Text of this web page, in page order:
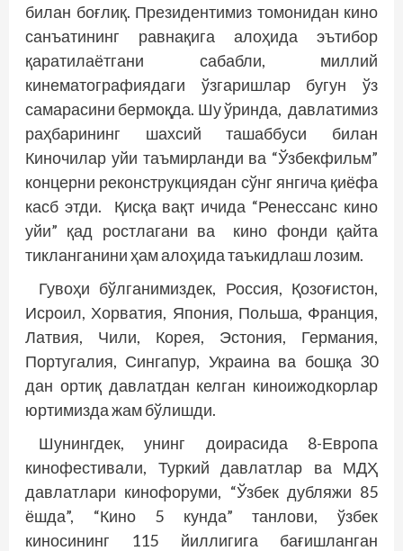
билан боғлиқ. Президентимиз томонидан кино
санъатининг равнақига алоҳида эътибор
қаратилаётгани сабабли, миллий
кинематографиядаги ўзгаришлар бугун ўз
самарасини бермоқда. Шу ўринда, давлатимиз
раҳбарининг шахсий ташаббуси билан
Киночилар уйи таъмирланди ва “Ўзбекфильм”
концерни реконструк­циядан сўнг янгича қиёфа
касб этди. Қисқа вақт ичида “Ренессанс кино
уйи” қад ростлагани ва кино фонди қайта
тикланганини ҳам алоҳида таъкидлаш лозим.
Гувоҳи бўлганимиздек, Россия, Қозоғистон,
Исроил, Хорватия, Япония, Польша, Франция,
Латвия, Чили, Корея, Эстония, Германия,
Португалия, Сингапур, Украина ва бошқа 30
дан ортиқ давлатдан келган киноижодкорлар
юртимизда жам бўлишди.
Шунингдек, унинг доирасида 8-Европа
кинофес­тивали, Туркий давлатлар ва МДҲ
давлатлари кинофоруми, “Ўзбек дубляжи 85
ёшда”, “Кино 5 кунда” танлови, ўзбек
киносининг 115 йиллигига бағишланган